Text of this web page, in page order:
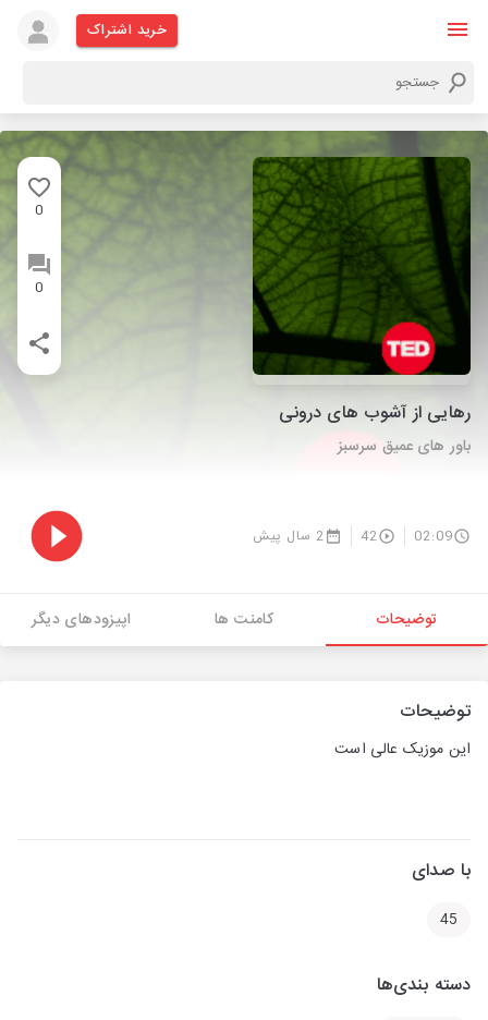
خرید اشتراک
0
0
رهایی از آشوب های درونی
باور های عمیق سرسبز
02:09
42 2 سال پیش
توضیحات کامنت ها اپیزودهای دیگر
توضیحات
این موزیک عالی است
با صدای
45
دسته بندی‌ها